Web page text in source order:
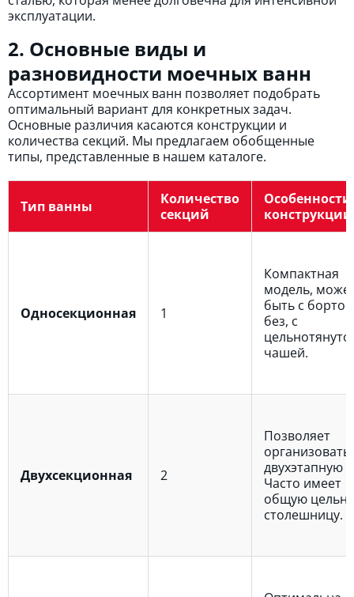
эксплуатации.
2. Основные виды и
разновидности моечных ванн
Ассортимент моечных ванн позволяет подобрать
оптимальный вариант для конкретных задач.
Основные различия касаются конструкции и
количества секций. Мы предлагаем обобщенные
типы, представленные в нашем каталоге.
Тип ванны
Количество
секций
Особенности
конструкции
Односекционная 1
Компактная
модель,
быть с
без, с
чашей.
Двухсекционная 2
Позволяет
организовать
двухэтапную
Часто имеет
общую
столешницу.